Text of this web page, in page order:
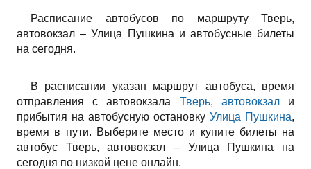
Расписание автобусов по маршруту Тверь,
автовокзал – Улица Пушкина и автобусные билеты
на сегодня.
В расписании указан маршрут автобуса, время
отправления с автовокзала Тверь, автовокзали
прибытия на автобусную остановку Улица Пушкина,
время в пути. Выберите место и купите билеты на
автобус Тверь, автовокзал – Улица Пушкина на
сегодня по низкой цене онлайн.